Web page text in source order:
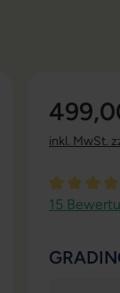
inkl. MwSt.
15